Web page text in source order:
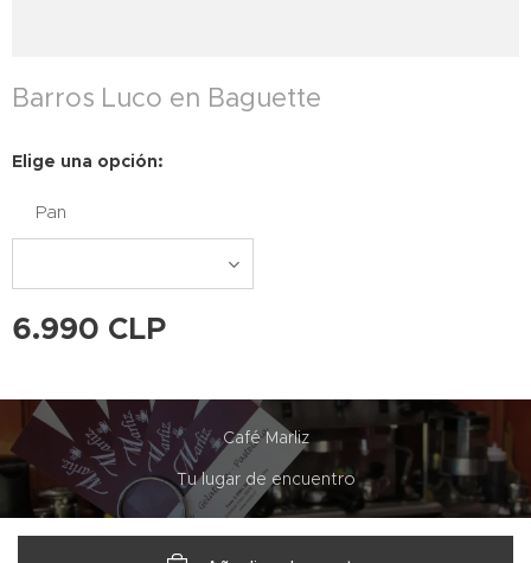
Barros Luco en Baguette
Elige una opción:
Pan
6.990 CLP
Café Marliz
Tu lugar de encuentro